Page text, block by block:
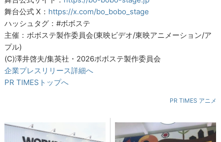
舞台公式 X： https://x.com/bo_bobo_stage
ハッシュタグ：#ボボステ
主催：ボボステ製作委員会(東映ビデオ/東映アニメーション/ア
プル)
(C)澤井啓夫/集英社・2026ボボステ製作委員会
企業プレスリリース詳細へ
PR TIMESトップへ
PR TIMES アニメ